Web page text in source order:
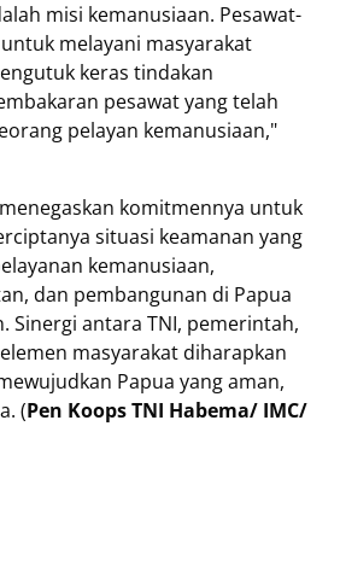
misi kemanusiaan. Pesawat-
melayani masyarakat
keras tindakan
pesawat yang telah
pelayan kemanusiaan,"
komitmennya untuk
situasi keamanan yang
kemanusiaan,
dan pembangunan di Papua
Sinergi antara TNI, pemerintah,
masyarakat diharapkan
Papua yang aman,
(Pen Koops TNI Habema/ IMC/